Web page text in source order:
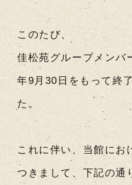
このたび、
佳松苑グループメンバ
年9月30日をもって終
た。
これに伴い、当館にお
つきまして、下記の通